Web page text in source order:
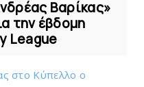
Βαρίκας»
την έβδομη
League
στο Κύπελλο ο